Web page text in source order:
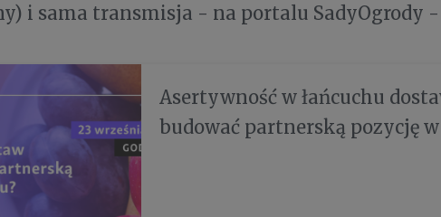
i sama transmisja - na portalu SadyOgrody -
Asertywność w łańcuchu
budować partnerską pozycję